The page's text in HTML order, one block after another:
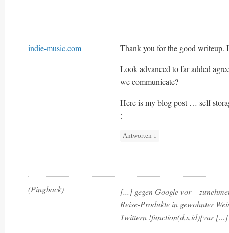
indie-music.com
Thank you for the good writeup.
Look advanced to far added
we communicate?
Here is my blog post … self
:
Antworten ↓
(Pingback)
[...] gegen Google vor –
Reise-Produkte in gewohnter
Twittern !function(d,s,id){var [...]